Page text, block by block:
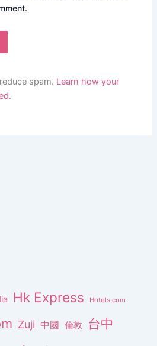
spam. Learn how your
Hk Express Hotels.com
Zuji 中國 倫敦 台中